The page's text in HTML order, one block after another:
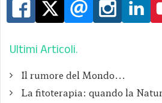
Ultimi Articoli
Il rumore del Mondo...
La fitoterapia: quando la